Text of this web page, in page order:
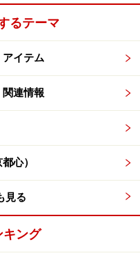
イスで、フレッシュな
精油のお手軽な使
るテーマ
アイテム
連情報
心）
見る
キング